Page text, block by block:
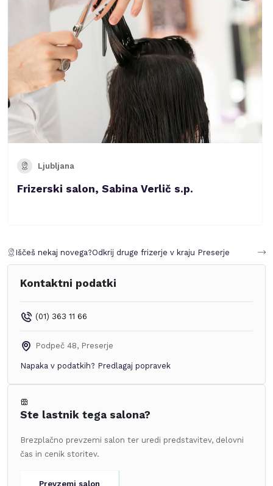
Ljubljana
Frizerski salon, Sabina Verlič s.p.
Iščeš nekaj novega?Odkrij druge frizerje v kraju Preserje
Kontaktni podatki
(01) 363 11 66
Podpeč 48, Preserje
Napaka v podatkih? Predlagaj popravek
Ste lastnik tega salona?
Brezplačno prevzemi salon ter uredi predstavitev, delovni
čas in cenik storitev.
Prevzemi salon